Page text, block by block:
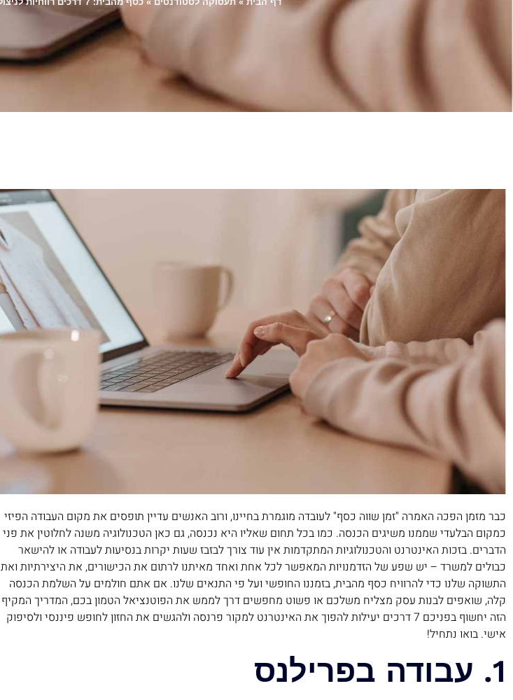
כבר מזמן הפכה האמרה "זמן שווה כסף" לעובדה מוגמרת בחיינו, ורוב האנשים עדיין תופסים את מקום העבודה הפיזי
כמקום הבלעדי שממנו משיגים הכנסה. כמו בכל תחום שאליו היא נכנסה, גם כאן הטכנולוגיה משנה לחלוטין את פני
הדברים. בזכות האינטרנט והטכנולוגיות המתקדמות אין עוד צורך לבזבז שעות יקרות בנסיעות לעבודה או להישאר
כבולים למשרד – יש שפע של הזדמנויות המאפשר לכל אחת ואחד מאיתנו לרתום את הכישורים, את היצירתיות ואת
התשוקה שלנו כדי להרוויח כסף מהבית, בזמננו החופשי ועל פי התנאים שלנו. אם אתם חולמים על השלמת הכנסה
קלה, שואפים לבנות עסק מצליח משלכם או פשוט מחפשים דרך לממש את הפוטנציאל הטמון בכם, המדריך המקיף
הזה יחשוף בפניכם 7 דרכים יעילות להפוך את האינטרנט למקור פרנסה ולהגשים את החזון לחופש פיננסי ולסיפוק
אישי. בואו נתחיל!
1. עבודה בפרילנס